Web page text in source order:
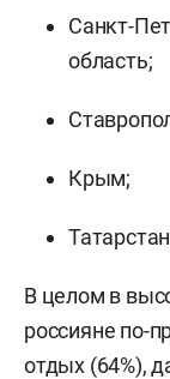
Санкт-
область;
Крым;
В целом в
россияне по-
отдых (64%),